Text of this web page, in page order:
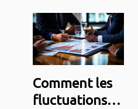
Comment les
fluctuations